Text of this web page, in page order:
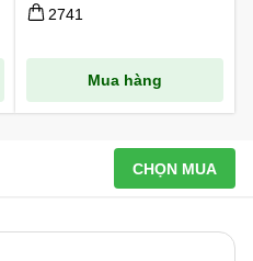
Mua hàng
2741
CHỌN MUA